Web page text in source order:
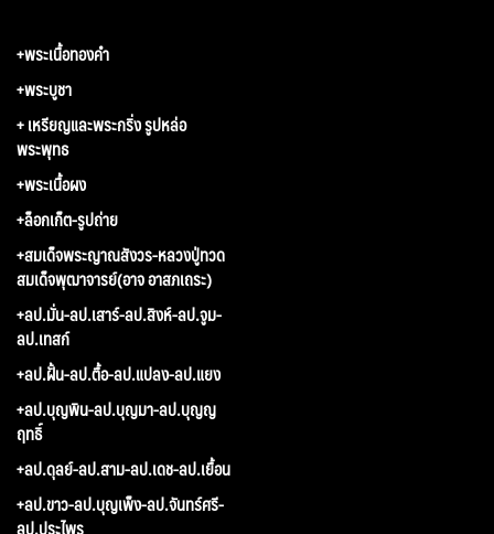
+พระเนื้อทองคำ
+พระบูชา
+ เหรียญและพระกริ่ง รูปหล่อ
พระพุทธ
+พระเนื้อผง
+ล็อกเก็ต-รูปถ่าย
+สมเด็จพระญาณสังวร-หลวงปู่ทวด
สมเด็จพุฒาจารย์(อาจ อาสภเถระ)
+ลป.มั่น-ลป.เสาร์-ลป.สิงห์-ลป.จูม-
ลป.เทสก์
+ลป.ฝั้น-ลป.ตื้อ-ลป.แปลง-ลป.แยง
+ลป.บุญพิน-ลป.บุญมา-ลป.บุญญ
ฤทธิ์
+ลป.ดุลย์-ลป.สาม-ลป.เดช-ลป.เยื้อน
+ลป.ขาว-ลป.บุญเพ็ง-ลป.จันทร์ศรี-
ลป.ประไพร